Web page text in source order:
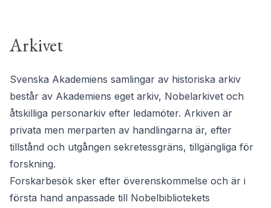
Arkivet
Svenska Akademiens samlingar av historiska arkiv
består av Akademiens eget arkiv, Nobelarkivet och
åtskilliga personarkiv efter ledamöter. Arkiven är
privata men merparten av handlingarna är, efter
tillstånd och utgången sekretessgräns, tillgängliga för
forskning.
Forskarbesök sker efter överenskommelse och är i
första hand anpassade till Nobelbibliotekets